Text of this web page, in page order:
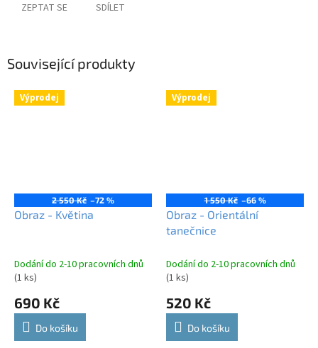
ZEPTAT SE SDÍLET
Související produkty
Výprodej
2 550 Kč –72 %
Obraz - Květina
Dodání do 2-10 pracovních dnů
(1 ks)
690 Kč
Do košíku
Výprodej
1 550 Kč –66 %
Obraz - Orientální
tanečnice
Dodání do 2-10 pracovních dnů
(1 ks)
520 Kč
Do košíku